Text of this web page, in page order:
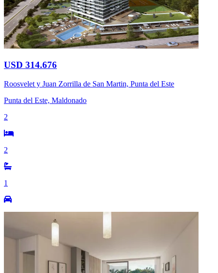
USD 314.676
Roosvelet y Juan Zorrilla de San Martin, Punta del Este
Punta del Este, Maldonado
2
2
1